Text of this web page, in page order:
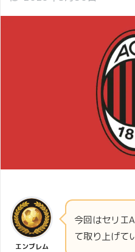
エンブレム
今回はセリエ
て取り上げて